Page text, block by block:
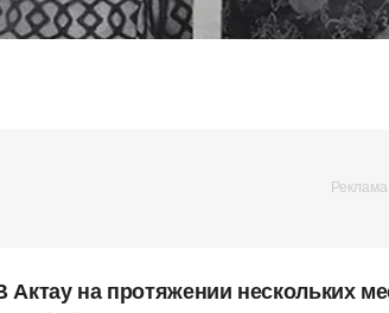
Актау на протяжении нескольких